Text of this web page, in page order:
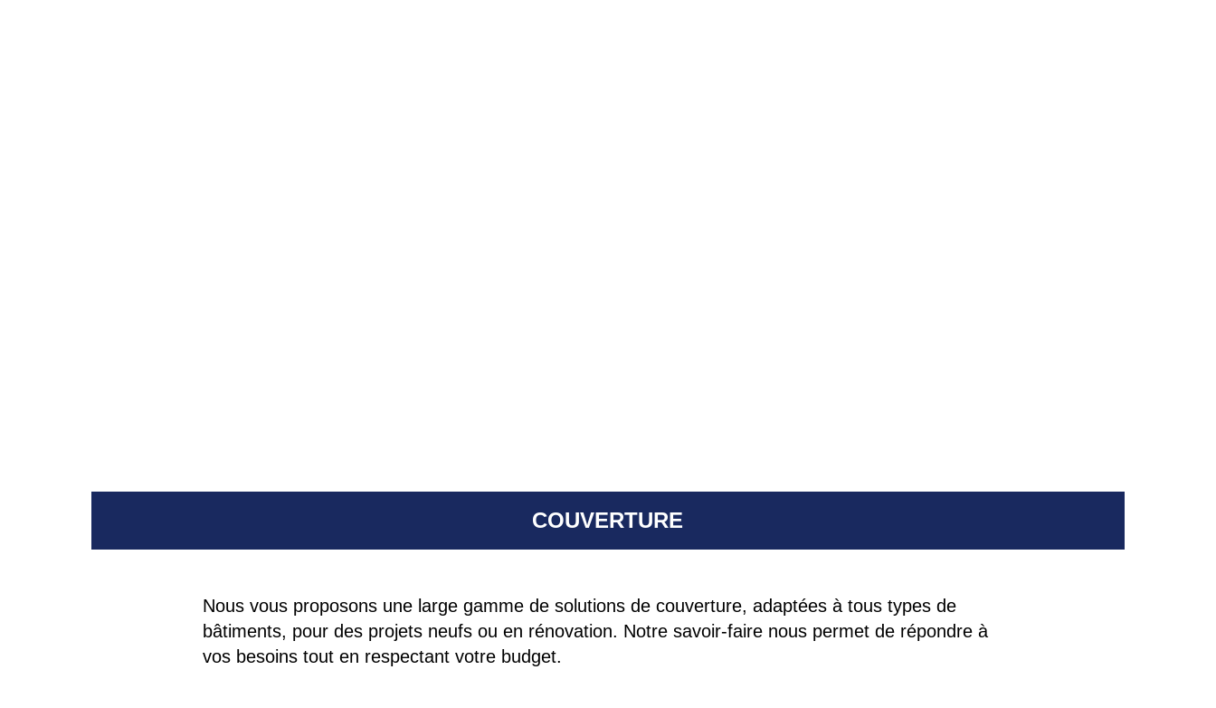
COUVERTURE
Nous vous proposons une large gamme de solutions de couverture, adaptées à tous types de
bâtiments, pour des projets neufs ou en rénovation. Notre savoir-faire nous permet de répondre à
vos besoins tout en respectant votre budget.